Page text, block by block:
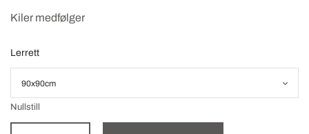
Kiler medfølger
Lerrett
Nullstill